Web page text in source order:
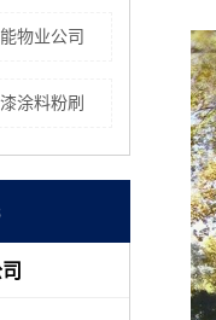
物业公司
涂料粉刷